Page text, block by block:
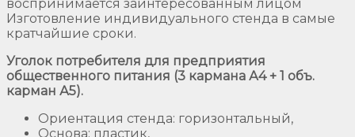
воспринимается заинтересованным лицом
Изготовление индивидуального стенда в самые
кратчайшие сроки.
Уголок потребителя для предприятия
общественного питания (3 кармана А4 + 1 объ.
карман А5).
Ориентация стенда: горизонтальный,
Основа: пластик,